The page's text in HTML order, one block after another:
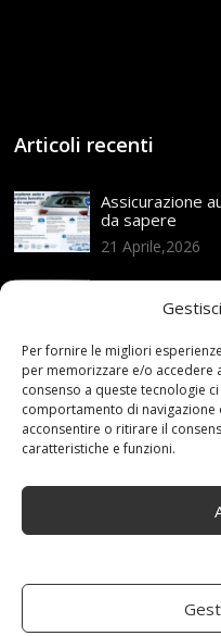
Per fornire le migliori
per memorizzare e/o accedere
consenso a queste tecnologie
comportamento di navigazione
acconsentire o ritirare il
caratteristiche e funzioni.
Articoli recenti
Assicurazione
da sapere
21 Aprile,2026
25
Nuova MG ZS
24
Automobili e
23 Aprile,2024